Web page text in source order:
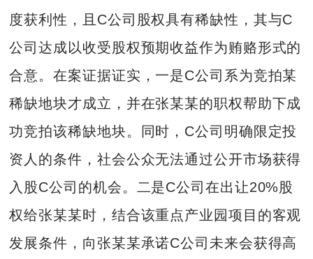
度获利性，且C公司股权具有稀缺性，其与C
公司达成以收受股权预期收益作为贿赂形式的
合意。在案证据证实，一是C公司系为竞拍某
稀缺地块才成立，并在张某某的职权帮助下成
功竞拍该稀缺地块。同时，C公司明确限定投
资人的条件，社会公众无法通过公开市场获得
入股C公司的机会。二是C公司在出让20%股
权给张某某时，结合该重点产业园项目的客观
发展条件，向张某某承诺C公司未来会获得高